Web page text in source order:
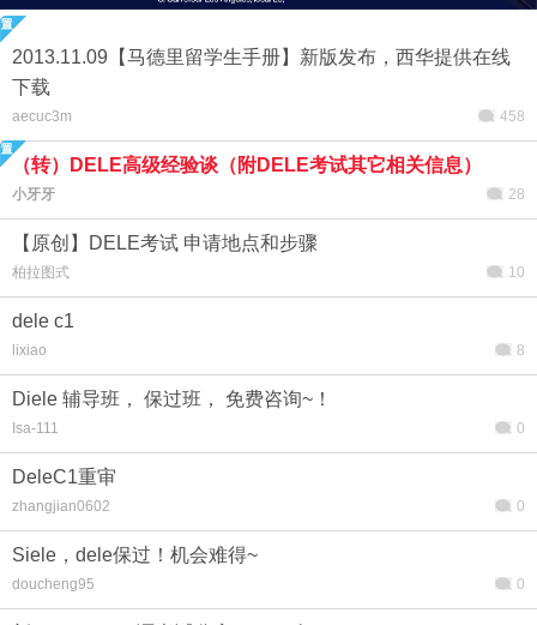
2013.11.09【马德里留学生手册】新版发布，西华提供在线
下载
aecuc3m 458
（转）DELE高级经验谈（附DELE考试其它相关信息）
小牙牙 28
【原创】DELE考试 申请地点和步骤
柏拉图式 10
dele c1
lixiao 8
Diele 辅导班， 保过班， 免费咨询~！
Isa-111 0
DeleC1重审
zhangjian0602 0
Siele，dele保过！机会难得~
doucheng95 0